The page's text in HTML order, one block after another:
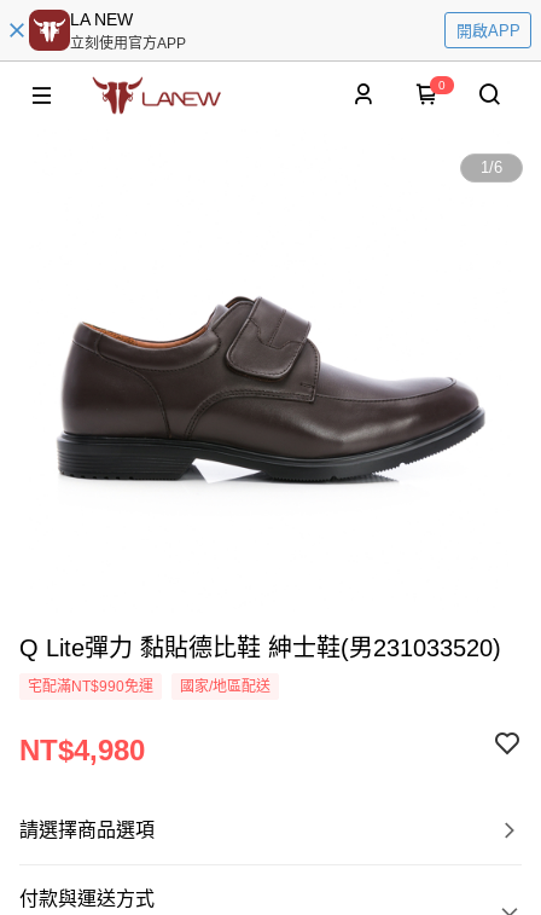
LA NEW
立刻使用官方APP
開啟APP
0
1/6
Q Lite彈力 黏貼德比鞋 紳士鞋(男231033520)
宅配滿NT$990免運 國家/地區配送
NT$4,980
請選擇商品選項
付款與運送方式